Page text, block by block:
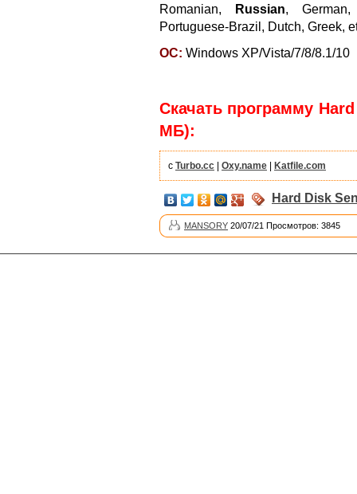
Romanian,
Russian, German,
Portuguese-Brazil, Dutch, Greek,
ОС: Windows XP/Vista/7/8/8.1/10
Скачать программу
МБ):
с Turbo.cc Oxy.name Katfile.com
Hard Disk
MANSORY 20/07/21 Просмотров: 3845